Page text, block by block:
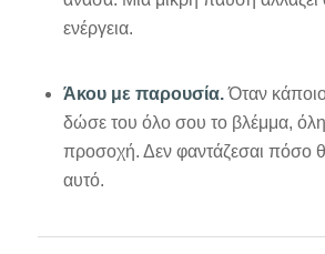
ενέργεια.
Άκου με παρουσία.Όταν
δώσε του όλο σου το βλέμμα,
προσοχή. Δεν φαντάζεσαι πόσο
αυτό.